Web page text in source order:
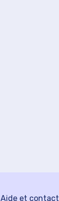
Aide et contact